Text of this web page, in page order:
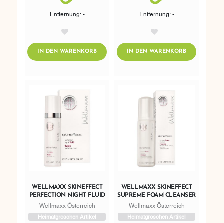
Entfernung: -
IN DEN WARENKORBADDTOCART
Entfernung: -
IN DEN WARENKORBADDTOCART
WELLMAXX SKINEFFECT
PERFECTION NIGHT FLUID
Wellmaxx Österreich
Heimatgroschen Artikel
WELLMAXX SKINEFFECT
SUPREME FOAM CLEANSER
Wellmaxx Österreich
Heimatgroschen Artikel